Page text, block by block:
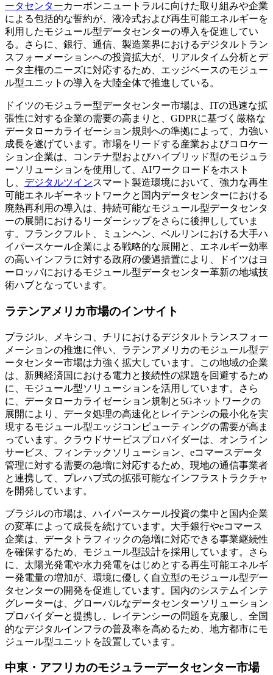
ータセンターカーボンニュートラルに向けた取り組みや企業
による包括的な誓約が、液冷式および再生可能エネルギーを
利用したモジュール型データセンターの導入を促進してい
る。さらに、銀行、通信、製造業界におけるデジタルトラン
スフォーメーションへの投資拡大が、リアルタイム分析とデ
ータ主権のニーズに対応するため、エッジベースのモジュー
ル型ユニットの導入を大陸全体で推進している。
ドイツのモジュラー型データセンター市場は、ITの迅速な拡
張性に対する企業の需要の高まりと、GDPRに基づく厳格な
データローカライゼーション規則への準拠によって、力強い
成長を遂げています。市場をリードする産業およびコロケー
ション企業は、コンテナ型およびハイブリッド型のモジュラ
ーソリューションを使用して、AIワークロードをホスト
し、 デジタルツインスマート製造環境において、強力な再生
可能エネルギーネットワークと国内データセンターにおける
廃熱再利用の導入は、持続可能なモジュール型データセンタ
ーの展開におけるリーダーシップをさらに後押ししていま
す。フランクフルト、ミュンヘン、ベルリンにおける大手ハ
イパースケール企業による戦略的な展開と、エネルギー効率
の高いインフラに対する政府の優遇措置により、ドイツはヨ
ーロッパにおけるモジュール型データセンター革新の地域技
術ハブとなっています。
ラテンアメリカ市場のインサイト
ブラジル、メキシコ、チリにおけるデジタルトランスフォー
メーションの推進に伴い、ラテンアメリカのモジュール型デ
ータセンター市場は力強く拡大しています。この地域の企業
は、新興経済国における電力と接続性の課題を回避するため
に、モジュール型ソリューションを活用しています。さら
に、データローカライゼーション規制と5Gネットワ​​ークの
展開により、データ処理の高速化とレイテンシの最小化を実
現するモジュール型エッジコンピューティングの需要が高ま
っています。クラウドサービスプロバイダーは、オンライン
サービス、フィンテックソリューション、eコマースデータ
管理に対する需要の急増に対応するため、現地の通信事業者
と連携して、プレハブ式の拡張可能なインフラストラクチャ
を開発しています。
ブラジルの市場は、ハイパースケール投資の集中と国内企業
の変革によって成長を続けています。大手銀行やeコマース
企業は、データトラフィックの急増に対応できる事業継続性
を確保するため、モジュール型設計を採用しています。さら
に、太陽光発電や水力発電をはじめとする再生可能エネルギ
ー発電量の増加が、環境に優しく自立型のモジュール型デー
タセンターの開発を促進しています。国内のシステムインテ
グレーターは、グローバルなデータセンターソリューション
プロバイダーと提携し、レイテンシーの問題を克服し、全国
的なデジタルインフラの普及率を高めるため、地方都市にモ
ジュール型ユニットを設置しています。
中東・アフリカのモジュラーデータセンター市場